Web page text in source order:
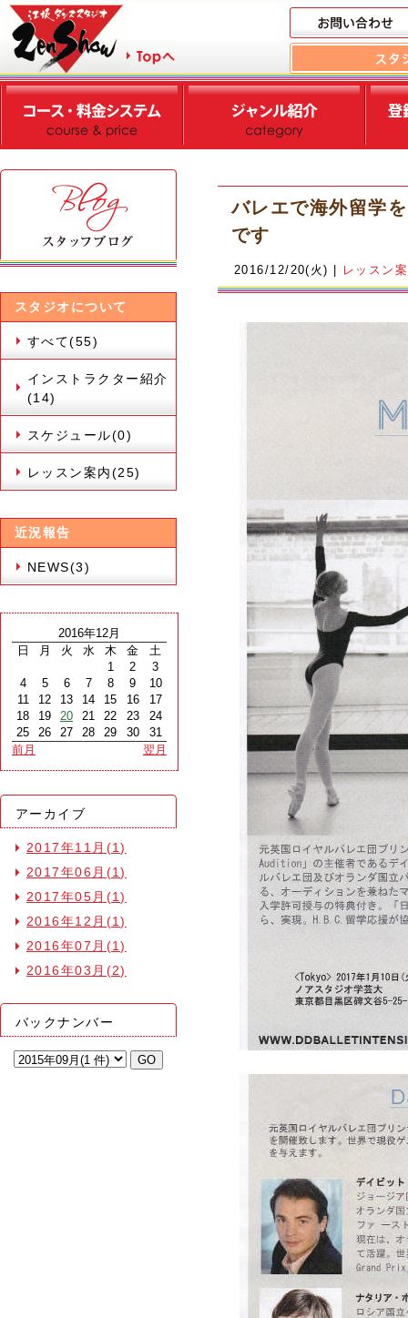
スタジオについて
すべて(55)
インストラクター紹介
(14)
スケジュール(0)
レッスン案内(25)
近況報告
NEWS(3)
2016年12月
日
月 火 水 木 金
土
1
2
3
4
5 6 7 8 9
10
11
12 13 14 15 16
17
18
19 20 21 22 23
24
25
26 27 28 29 30
31
前月
翌月
アーカイブ
2017年11月(1)
2017年06月(1)
2017年05月(1)
2016年12月(1)
2016年07月(1)
2016年03月(2)
バックナンバー
バレエで海外留学
です
2016/12/20(火) | レッスン